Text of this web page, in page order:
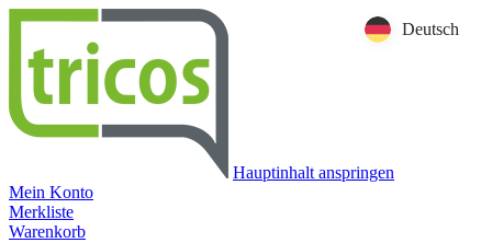
Hauptinhalt anspringen
Mein Konto
Merkliste
Warenkorb
Deutsch